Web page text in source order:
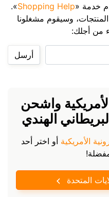
خدمة «Shopping Help
».
وسيقوم مشغلونا
من أجلك:
أرسل
واشحن
الهندي
الأمريكية أو اختر أحد
المتحدة